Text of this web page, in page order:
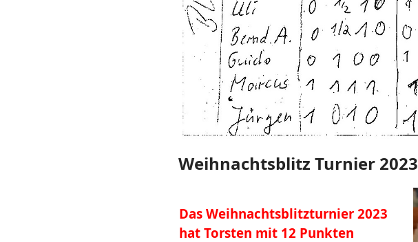
Weihnachtsblitz Turnier 2023
Das Weihnachtsblitzturnier 2023
hat Torsten mit 12 Punkten